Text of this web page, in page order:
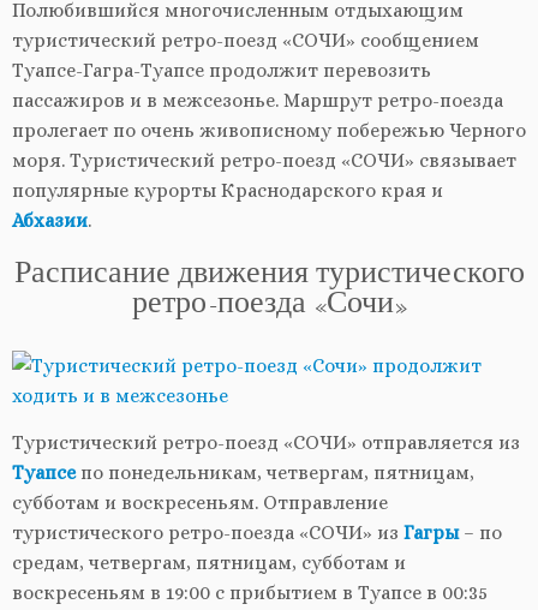
Полюбившийся многочисленным отдыхающим
туристический ретро-поезд «СОЧИ» сообщением
Туапсе-Гагра-Туапсе продолжит перевозить
пассажиров и в межсезонье. Маршрут ретро-поезда
пролегает по очень живописному побережью Черного
моря. Туристический ретро-поезд «СОЧИ» связывает
популярные курорты Краснодарского края и
Абхазии.
Расписание движения туристического
ретро-поезда «Сочи»
Туристический ретро-поезд «СОЧИ» отправляется из
Туапсепо понедельникам, четвергам, пятницам,
субботам и воскресеньям. Отправление
туристического ретро-поезда «СОЧИ» из Гагры– по
средам, четвергам, пятницам, субботам и
воскресеньям в 19:00 с прибытием в Туапсе в 00:35